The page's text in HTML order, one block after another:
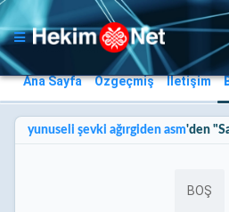
Ana Sayfa Özgeçmiş İletişim
yunuseli şevki ağırgiden asm'den
BOŞ